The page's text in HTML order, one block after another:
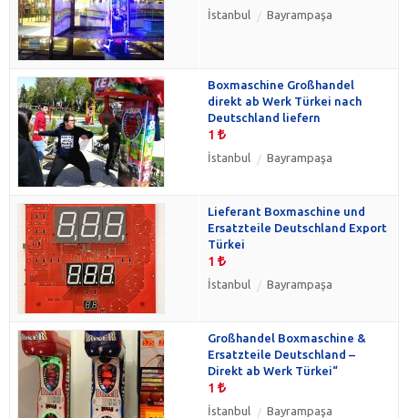
İstanbul Bayrampaşa
Boxmaschine Großhandel
direkt ab Werk Türkei nach
Deutschland liefern
1
İstanbul Bayrampaşa
Lieferant Boxmaschine und
Ersatzteile Deutschland Export
Türkei
1
İstanbul Bayrampaşa
Großhandel Boxmaschine &
Ersatzteile Deutschland –
Direkt ab Werk Türkei“
1
İstanbul Bayrampaşa